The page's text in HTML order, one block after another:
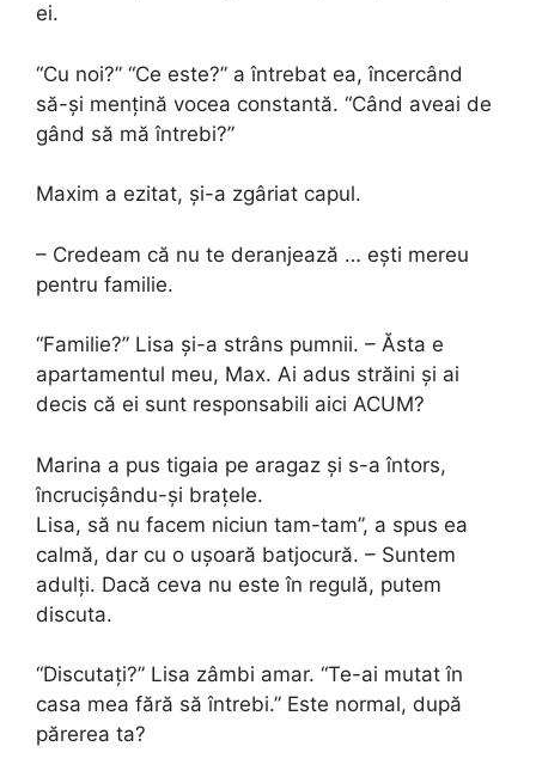
ei.
“Cu noi?” “Ce este?” a întrebat ea, încercând
să-și mențină vocea constantă. “Când aveai de
gând să mă întrebi?”
Maxim a ezitat, și-a zgâriat capul.
– Credeam că nu te deranjează … ești mereu
pentru familie.
“Familie?” Lisa și-a strâns pumnii. – Ăsta e
apartamentul meu, Max. Ai adus străini și ai
decis că ei sunt responsabili aici ACUM?
Marina a pus tigaia pe aragaz și s-a întors,
încrucișându-și brațele.
Lisa, să nu facem niciun tam-tam”, a spus ea
calmă, dar cu o ușoară batjocură. – Suntem
adulți. Dacă ceva nu este în regulă, putem
discuta.
“Discutați?” Lisa zâmbi amar. “Te-ai mutat în
casa mea fără să întrebi.” Este normal, după
părerea ta?